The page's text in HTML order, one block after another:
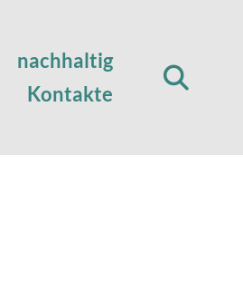
nachhaltig
Kontakte